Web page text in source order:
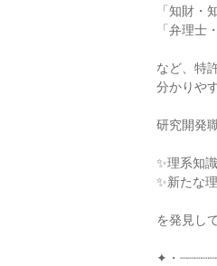
「知財・
「弁理士
など、特
分かりや
研究開発
✨理系知
✨新たな
を発見し
✦・